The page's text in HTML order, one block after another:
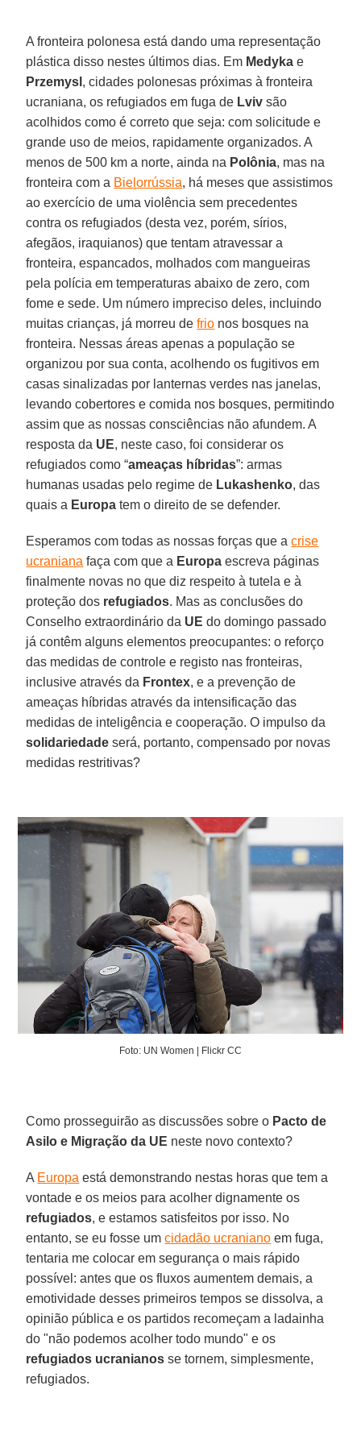
A fronteira polonesa está dando uma representação
plástica disso nestes últimos dias. Em Medyka e
Przemysl , cidades polonesas próximas à fronteira
ucraniana, os refugiados em fuga de Lviv são
acolhidos como é correto que seja: com solicitude e
grande uso de meios, rapidamente organizados. A
menos de 500 km a norte, ainda na Polônia, mas na
fronteira com a Bielorrússia, há meses que assistimos
ao exercício de uma violência sem precedentes
contra os refugiados (desta vez, porém, sírios,
afegãos, iraquianos) que tentam atravessar a
fronteira, espancados, molhados com mangueiras
pela polícia em temperaturas abaixo de zero, com
fome e sede. Um número impreciso deles, incluindo
muitas crianças, já morreu defrio nos bosques na
fronteira. Nessas áreas apenas a população se
organizou por sua conta, acolhendo os fugitivos em
casas sinalizadas por lanternas verdes nas janelas,
levando cobertores e comida nos bosques, permitindo
assim que as nossas consciências não afundem. A
resposta da UE, neste caso, foi considerar os
refugiados como “ameaças híbridas”: armas
humanas usadas pelo regime de Lukashenko, das
quais a Europa tem o direito de se defender.
Esperamos com todas as nossas forças que acrise
ucraniana faça com que a Europa escreva páginas
finalmente novas no que diz respeito à tutela e à
proteção dos refugiados. Mas as conclusões do
Conselho extraordinário da UE do domingo passado
já contêm alguns elementos preocupantes: o reforço
das medidas de controle e registo nas fronteiras,
inclusive através da Frontex, e a prevenção de
ameaças híbridas através da intensificação das
medidas de inteligência e cooperação. O impulso da
solidariedade será, portanto, compensado por novas
medidas restritivas?
Foto: UN Women | Flickr CC
Como prosseguirão as discussões sobre o Pacto de
Asilo e Migração da UE neste novo contexto?
A Europa está demonstrando nestas horas que tem a
vontade e os meios para acolher dignamente os
refugiados, e estamos satisfeitos por isso. No
entanto, se eu fosse umcidadão ucraniano em fuga,
tentaria me colocar em segurança o mais rápido
possível: antes que os fluxos aumentem demais, a
emotividade desses primeiros tempos se dissolva, a
opinião pública e os partidos recomeçam a ladainha
do "não podemos acolher todo mundo" e os
refugiados ucranianos se tornem, simplesmente,
refugiados.